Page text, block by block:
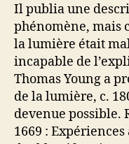
Il publia une
phénomène, mais
la lumière était
incapable de
Thomas Young a
de la lumière, c.
devenue
1669 :